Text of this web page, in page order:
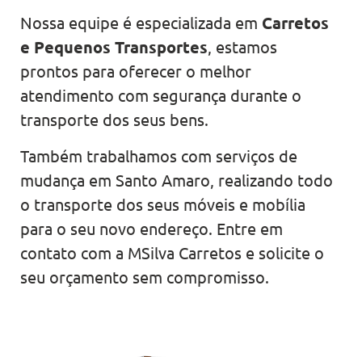
Nossa equipe é especializada em Carretos
e Pequenos Transportes, estamos
prontos para oferecer o melhor
atendimento com segurança durante o
transporte dos seus bens.
Também trabalhamos com serviços de
mudança em Santo Amaro, realizando todo
o transporte dos seus móveis e mobília
para o seu novo endereço. Entre em
contato com a MSilva Carretos e solicite o
seu orçamento sem compromisso.